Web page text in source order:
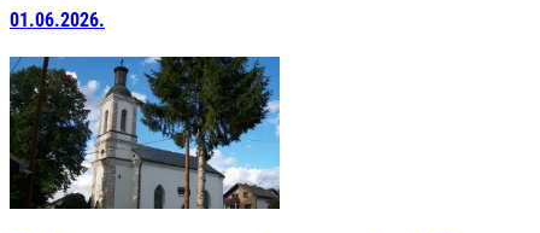
01.06.2026.